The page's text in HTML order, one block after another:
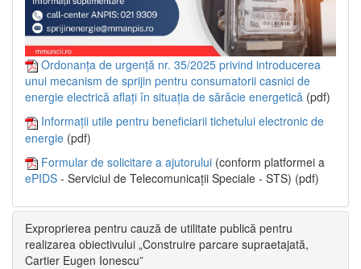
Ordonanța de urgență nr. 35/2025 privind introducerea
unui mecanism de sprijin pentru consumatorii casnici de
energie electrică aflați în situația de sărăcie energetică (pdf)
Informații utile pentru beneficiarii tichetului electronic de
energie (pdf)
Formular de solicitare a ajutorului (conform platformei a
ePIDS - Serviciul de Telecomunicații Speciale - STS) (pdf)
Exproprierea pentru cauză de utilitate publică pentru
realizarea obiectivului „Construire parcare supraetajată,
Cartier Eugen Ionescu”